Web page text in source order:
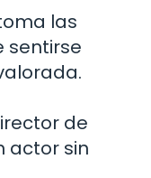
las
sentirse
de
actor sin